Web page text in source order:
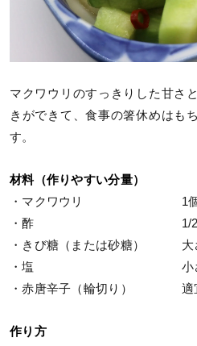
マクワウリのすっきりした甘さ
きができて、食事の箸休めはも
す。
材料（作りやすい分量）
・マクワウリ 1個（
・酢 1/2カ
・きび糖（または砂糖） 大
・塩 小さじ
・赤唐辛子（輪切り） 適
作り方